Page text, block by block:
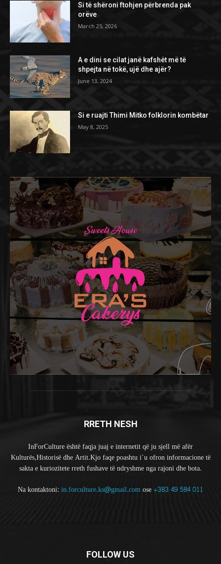
Si të shëroni ftohjen përbrenda pak
orëve
March 25, 2026
A e dini se cilat janë kafshët më të
shpejta në tokë, ujë dhe ajër?
June 13, 2024
Si e ruajti Thimi Mitko folklorin kombëtar
May 8, 2025
RRETH NESH
InForCulture është faqja juaj e internetit që ju sjell më afër
Kulturës,Historisë dhe Artit.Kjo faqe poashtu i`u ofron informacione të
sakta e kuriozitete rreth fushave të ndryshme nga rajoni dhe bota.
Na kontaktoni: in.forculture.ks@gmail.comose+383 49 584 011
FOLLOW US